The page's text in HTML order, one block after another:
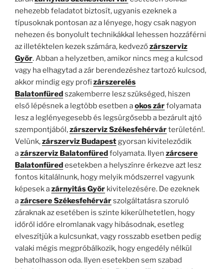
nehezebb feladatot biztosít, ugyanis ezeknek a
típusoknak pontosan az a lényege, hogy csak nagyon
nehezen és bonyolult technikákkal lehessen hozzáférni
az illetéktelen kezek számára, kedvezőzárszerviz
Győr. Abban a helyzetben, amikor nincs meg a kulcsod
vagy ha elhagytad a zár berendezéshez tartozó kulcsod,
akkor mindig egy profizárszerelés
Balatonfüredszakemberre lesz szükséged, hiszen
első lépésnek a legtöbb esetben aokos zárfolyamata
lesz a leglényegesebb és legsürgősebb a bezárult ajtó
szempontjából,zárszerviz Székesfehérvárterületén!.
Velünk,zárszerviz Budapest gyorsan kiviteleződik
azárszerviz Balatonfüredfolyamata. Ilyen zárcsere
Balatonfüredesetekben a helyszínre érkezve azt lesz
fontos kitalálnunk, hogy melyik módszerrel vagyunk
képesek azárnyitás Győr kivitelezésére. De ezeknek
azárcsere Székesfehérvárszolgáltatásra szoruló
záraknak az esetében is szinte kikerülhetetlen, hogy
időről időre elromlanak vagy hibásodnak, esetleg
elveszítjük a kulcsunkat, vagy rosszabb esetben pedig
valaki mégis megpróbálkozik, hogy engedély nélkül
behatolhasson oda. Ilyen esetekben sem szabad